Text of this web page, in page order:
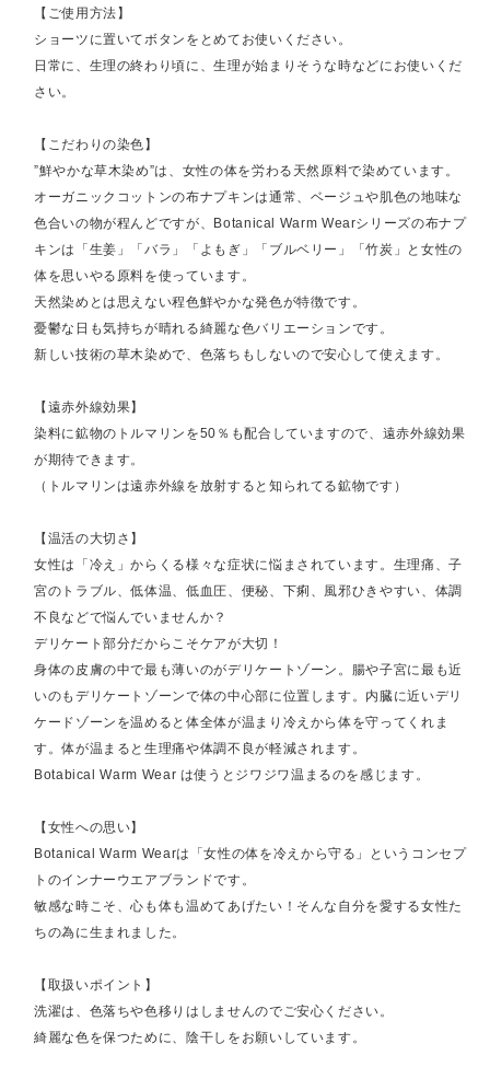
【ご使用方法】
ショーツに置いてボタンをとめてお使いください。
日常に、生理の終わり頃に、生理が始まりそうな時などにお使いくだ
さい。
【こだわりの染色】
”鮮やかな草木染め”は、女性の体を労わる天然原料で染めています。
オーガニックコットンの布ナプキンは通常、ベージュや肌色の地味な
色合いの物が程んどですが、Botanical Warm Wearシリーズの布ナプ
キンは「生姜」「バラ」「よもぎ」「ブルベリー」「竹炭」と女性の
体を思いやる原料を使っています。
天然染めとは思えない程色鮮やかな発色が特徴です。
憂鬱な日も気持ちが晴れる綺麗な色バリエーションです。
新しい技術の草木染めで、色落ちもしないので安心して使えます。
【遠赤外線効果】
染料に鉱物のトルマリンを50％も配合していますので、遠赤外線効果
が期待できます。
（トルマリンは遠赤外線を放射すると知られてる鉱物です）
【温活の大切さ】
女性は「冷え」からくる様々な症状に悩まされています。生理痛、子
宮のトラブル、低体温、低血圧、便秘、下痢、風邪ひきやすい、体調
不良などで悩んでいませんか？
デリケート部分だからこそケアが大切！
身体の皮膚の中で最も薄いのがデリケートゾーン。腸や子宮に最も近
いのもデリケートゾーンで体の中心部に位置します。内臓に近いデリ
ケードゾーンを温めると体全体が温まり冷えから体を守ってくれま
す。体が温まると生理痛や体調不良が軽減されます。
Botabical Warm Wear は使うとジワジワ温まるのを感じます。
【女性への思い】
Botanical Warm Wearは「女性の体を冷えから守る」というコンセプ
トのインナーウエアブランドです。
敏感な時こそ、心も体も温めてあげたい！そんな自分を愛する女性た
ちの為に生まれました。
【取扱いポイント】
洗濯は、色落ちや色移りはしませんのでご安心ください。
綺麗な色を保つために、陰干しをお願いしています。